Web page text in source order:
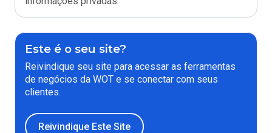
Este é o seu site?
Reivindique seu site para acessar as ferramentas
de negócios da WOT e se conectar com seus
clientes.
Reivindique Este Site